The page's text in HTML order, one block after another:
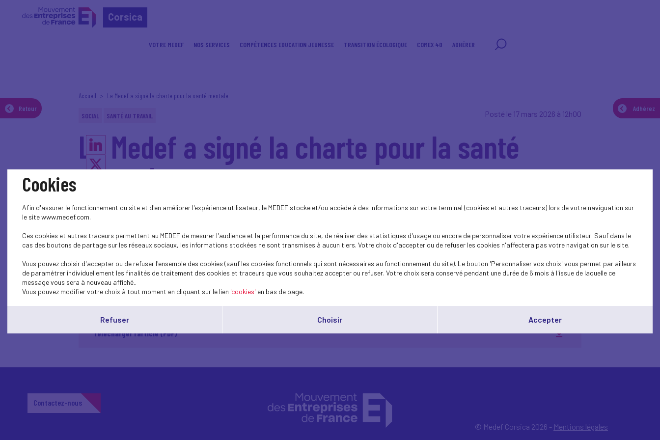
Corsica
VOTRE MEDEF NOS SERVICES COMPÉTENCES EDUCATION JEUNESSE TRANSITION ÉCOLOGIQUE COMEX 40 ADHÉRER
Retour Adhérez
Adhérez
Accueil Le Medef a signé la charte pour la santé mentale
Posté le 17 mars 2026 à 12h00
SOCIAL SANTÉ AU TRAVAIL
Le Medef a signé la charte pour la santé
mentale
Grande cause soutenue par le Gouvernement, la santé mentale fait partie de ces enjeux face
charte pour la santé mentale, déjà présentée lors de la REF à l'été 2025.
Cette charte engage les signataires sur quatre axes :
Déstigmatiser la santé mentale et favoriser un dialogue ouvert dans l’entreprise, l’institution.
Former les managers et renforcer le dialogue social sur la santé psychologique au travail.
Promouvoir une amélioration continue, en évaluant régulièrement les pratiques et leurs effets.
Soutenir les salariés fragilisés, en proposant des dispositifs concrets et accessibles.
Télécharger l’article (PDF)
Contactez-nous
© Medef Corsica 2026 - Mentions légales
Cookies
Afin d'assurer le fonctionnement du site et d'en améliorer l'expérience utilisateur, le MEDEF stocke et/ou accède à des informations sur votre terminal (cookies et autres traceurs) lors de votre naviguation sur
le site www.medef.com.
Ces cookies et autres traceurs permettent au MEDEF de mesurer l'audience et la performance du site, de réaliser des statistiques d'usage ou encore de personnaliser votre expérience utilisteur. Sauf dans le
cas des boutons de partage sur les réseaux sociaux, les informations stockées ne sont transmises à aucun tiers. Votre choix d'accepter ou de refuser les cookies n'affectera pas votre navigation sur le site.
Vous pouvez choisir d'accepter ou de refuser l'ensemble des cookies (sauf les cookies fonctionnels qui sont nécessaires au fonctionnement du site). Le bouton 'Personnaliser vos choix' vous permet par ailleurs
de paramétrer individuellement les finalités de traitement des cookies et traceurs que vous souhaitez accepter ou refuser. Votre choix sera conservé pendant une durée de 6 mois à l'issue de laquelle ce
message vous sera à nouveau affiché..
Vous pouvez modifier votre choix à tout moment en cliquant sur le lien 'cookies' en bas de page.
Refuser Choisir Accepter